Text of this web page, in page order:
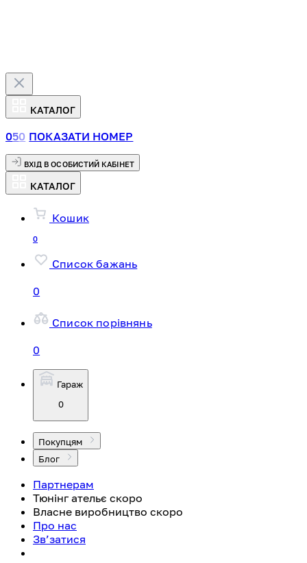
КАТАЛОГ
050 ПОКАЗАТИ НОМЕР
ВХІД В ОСОБИСТИЙ КАБІНЕТ
КАТАЛОГ
Кошик
0
Список бажань
0
Список порівнянь
0
Гараж
0
Покупцям
Блог
Партнерам
Тюнінг ательє скоро
Власне виробництво скоро
Про нас
Зв’затися